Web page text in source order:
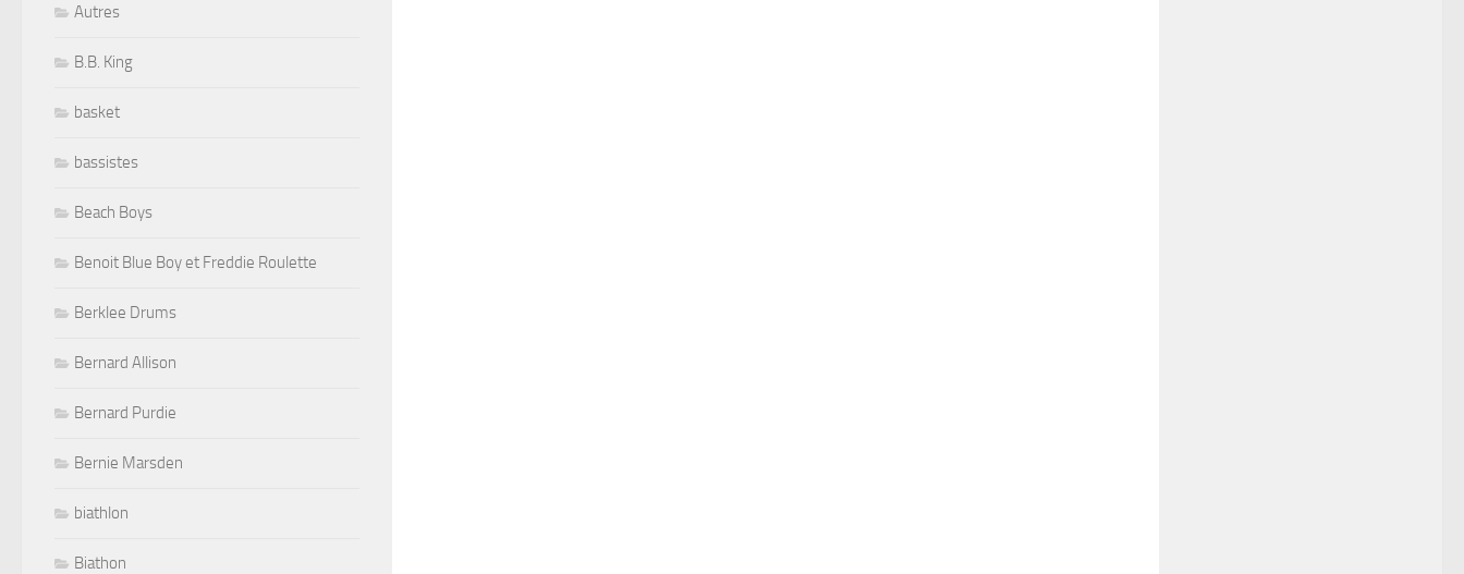
Autres
B.B. King
basket
bassistes
Beach Boys
Benoit Blue Boy et Freddie Roulette
Berklee Drums
Bernard Allison
Bernard Purdie
Bernie Marsden
biathlon
Biathon